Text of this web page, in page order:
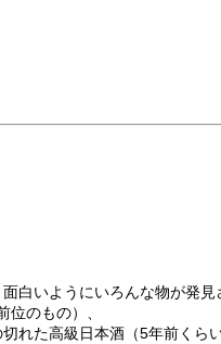
白いようにいろんな物が発見
のもの）、
れた高級日本酒（5年前くら